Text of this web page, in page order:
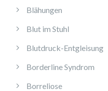
Blähungen
Blut im Stuhl
Blutdruck-Entgleisung
Borderline Syndrom
Borreliose